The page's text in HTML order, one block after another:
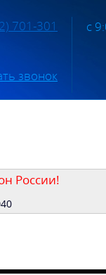
701-301
звонок
с
России!